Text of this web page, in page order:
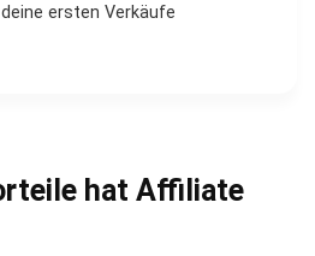
ersten Verkäufe
hat Affiliate